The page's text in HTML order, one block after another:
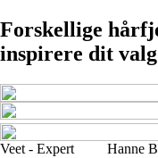
Forskellige
inspirere dit valg
Veet - Expert
Hanne